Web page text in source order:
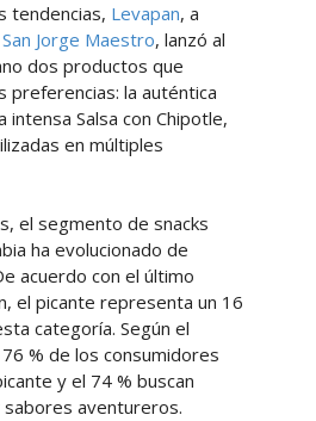
tendencias, Levapan, a
San Jorge Maestro, lanzó al
dos productos que
preferencias: la auténtica
intensa Salsa con Chipotle,
en múltiples
el segmento de snacks
ha evolucionado de
acuerdo con el último
el picante representa un 16
categoría. Según el
% de los consumidores
y el 74 % buscan
aventureros.